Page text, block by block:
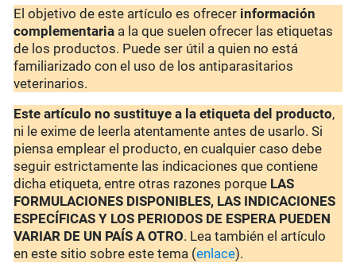
El objetivo de este artículo es ofrecer información
complementaria a la que suelen ofrecer las etiquetas
de los productos. Puede ser útil a quien no está
familiarizado con el uso de los antiparasitarios
veterinarios.
Este artículo no sustituye a la etiqueta del producto,
ni le exime de leerla atentamente antes de usarlo. Si
piensa emplear el producto, en cualquier caso debe
seguir estrictamente las indicaciones que contiene
dicha etiqueta, entre otras razones porque LAS
FORMULACIONES DISPONIBLES, LAS INDICACIONES
ESPECÍFICAS Y LOS PERIODOS DE ESPERA PUEDEN
VARIAR DE UN PAÍS A OTRO. Lea también el artículo
en este sitio sobre este tema (enlace).